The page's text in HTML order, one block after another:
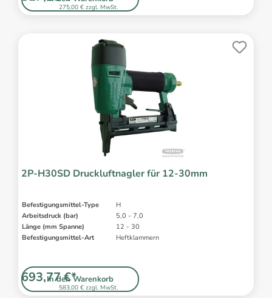
275,00 € zzgl. MwSt.
2P-H30SD Druckluftnagler für 12-30mm
Befestigungsmittel-Type
H
Arbeitsdruck (bar)
5,0 - 7,0
Länge (mm Spanne)
12 - 30
Befestigungsmittel-Art
Heftklammern
In den Warenkorb
583,00 € zzgl. MwSt.
693,77 €*